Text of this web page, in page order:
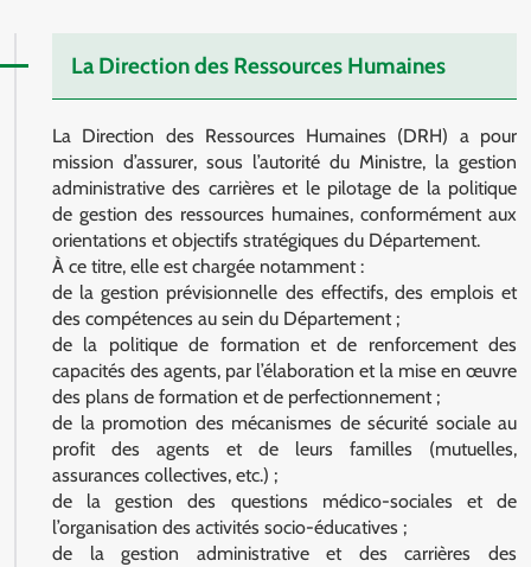
La Direction des Ressources Humaines
La Direction des Ressources Humaines (DRH) a pour
mission d’assurer, sous l’autorité du Ministre, la gestion
administrative des carrières et le pilotage de la politique
de gestion des ressources humaines, conformément aux
orientations et objectifs stratégiques du Département.
À ce titre, elle est chargée notamment :
de la gestion prévisionnelle des effectifs, des emplois et
des compétences au sein du Département ;
de la politique de formation et de renforcement des
capacités des agents, par l’élaboration et la mise en œuvre
des plans de formation et de perfectionnement ;
de la promotion des mécanismes de sécurité sociale au
profit des agents et de leurs familles (mutuelles,
assurances collectives, etc.) ;
de la gestion des questions médico-sociales et de
l’organisation des activités socio-éducatives ;
de la gestion administrative et des carrières des